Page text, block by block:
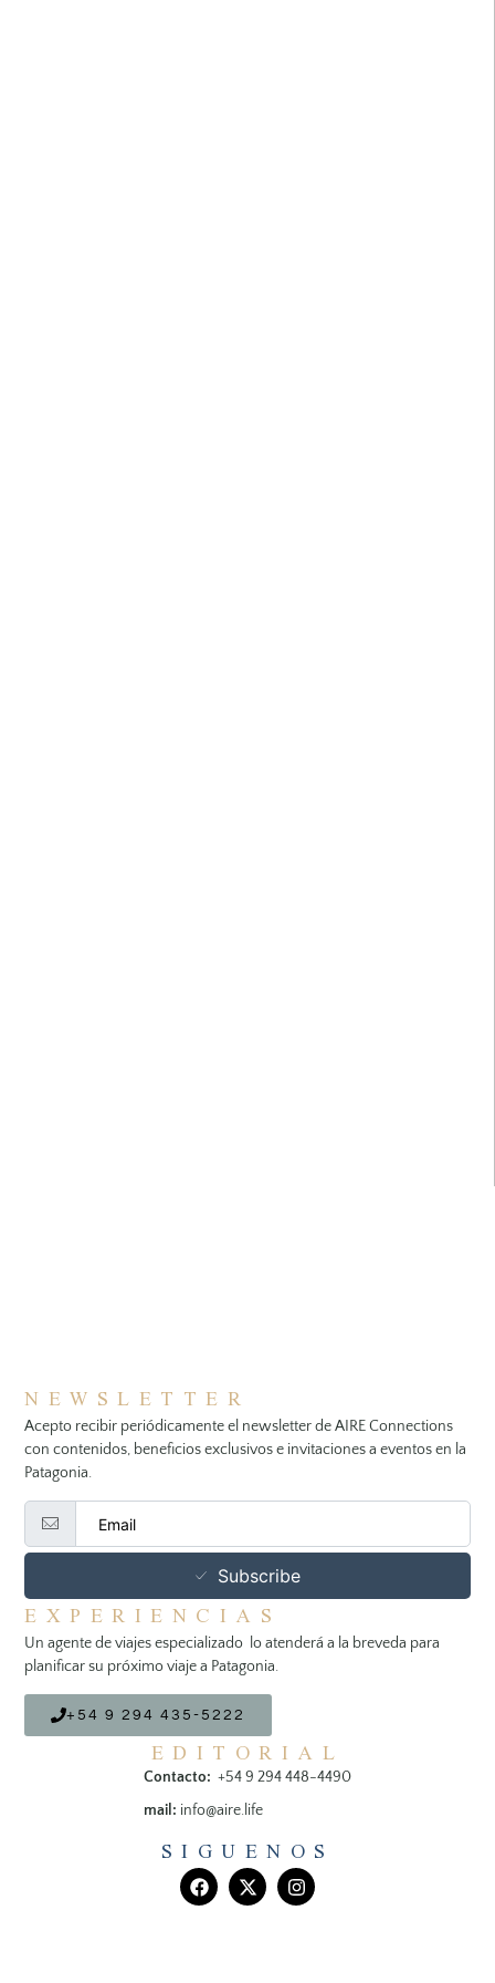
NEWSLETTER
Acepto recibir periódicamente el newsletter de AIRE Connections
con contenidos, beneficios exclusivos e invitaciones a eventos en la
Patagonia.
Subscribe
EXPERIENCIAS
Un agente de viajes especializado lo atenderá a la breveda para
planificar su próximo viaje a Patagonia.
+54 9 294 435-5222
EDITORIAL
Contacto: +54 9 294 448-4490
mail: info@aire.life
SIGUENOS